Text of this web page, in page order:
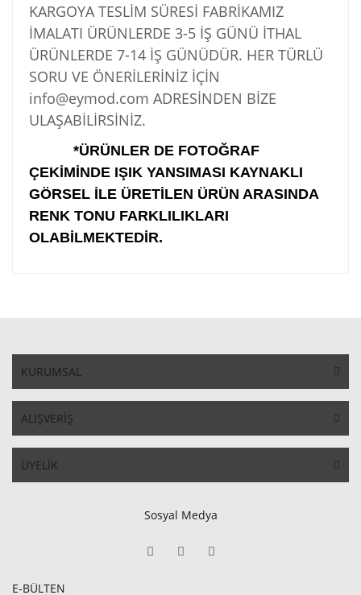
KARGOYA TESLİM SÜRESİ FABRİKAMIZ
İMALATI ÜRÜNLERDE 3-5 İŞ GÜNÜ İTHAL
ÜRÜNLERDE 7-14 İŞ GÜNÜDÜR. HER TÜRLÜ
SORU VE ÖNERİLERİNİZ İÇİN
info@eymod.com ADRESİNDEN BİZE
ULAŞABİLİRSİNİZ.
*ÜRÜNLER DE FOTOĞRAF
ÇEKİMİNDE IŞIK YANSIMASI KAYNAKLI
GÖRSEL İLE ÜRETİLEN ÜRÜN ARASINDA
RENK TONU FARKLILIKLARI
OLABİLMEKTEDİR.
KURUMSAL
ALIŞVERİŞ
ÜYELİK
Sosyal Medya
E-BÜLTEN